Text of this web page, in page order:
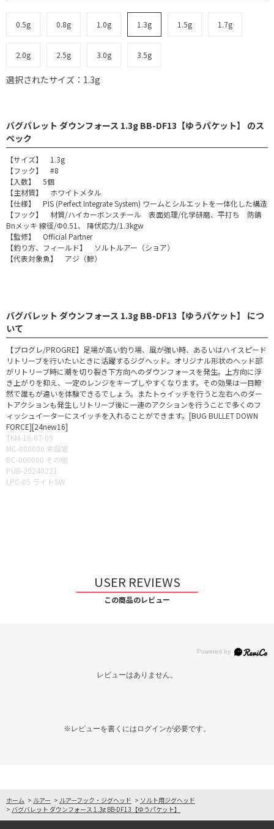
0.5g 0.8g 1.0g 1.3g 1.5g 1.7g
2.0g 2.5g 3.0g 3.5g
選択されたサイズ：1.3g
バグバレット ダウンフォース 1.3g BB-DF13【ゆうパケット】 のス
ペック
【サイズ】 1.3g
【フック】 #8
【入数】 5個
【主材質】 ホワイトメタル
【仕様】 PIS (Perfect Integrate System) ワームとシルエットを一体化した構造
【フック】 材質/ハイカーボンスチール 表面処理/化学研磨、平打ち 防錆
Bnメッキ 線径/Φ0.51、 降伏応力/1.3kgw
【監修】 Official Partner
【釣り方、フィールド】 ソルトルアー（ショア）
【代表対象魚】 アジ（鰺）
バグバレット ダウンフォース 1.3g BB-DF13【ゆうパケット】 につ
いて
【プログレ/PROGRE】足場が高い釣り場、風が強い時、あるいはハイスピード
リトリーブを行いたいときに活躍するジグヘッド。オリジナル形状のヘッド部
がリトリーブ時に潮を切り裂き下方向へのダウンフォースを発生。上方向に浮
き上がりを抑え、一定のレンジをキープしやすくなります。その効果は一目瞭
然で誰もが違いを体験できるでしょう。またトゥイッチを行うと左右へのダー
トアクションも発生しリトリーブ後に一連のアクションを行うことで多くのフ
ィッシュイーターにスイッチを入れることができます。[BUG BULLET DOWN
FORCE][24new16]
TKM-16-07-09
MC-000000 未設定
BC-000000 その他
PUB-20240221
LPC-05 ライトSW
USER REVIEWS
この商品のレビュー
レビューはありません。
※レビューを書くには ログインが必要です。
ホーム > ルアー > ルアーフック・ジグヘッド > ソルト用ジグヘッド
> バグバレット ダウンフォース 1.3g BB-DF13【ゆうパケット】